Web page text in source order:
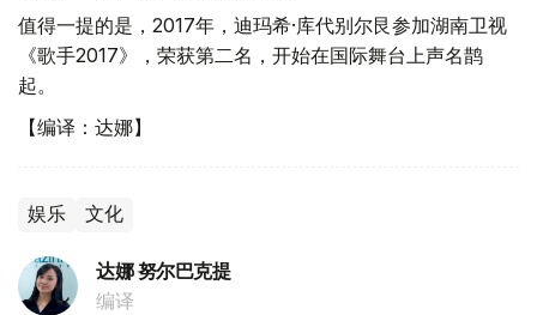
值得一提的是，2017年，迪玛希·库代别尔艮参加湖南卫视
《歌手2017》，荣获第二名，开始在国际舞台上声名鹊
起。
【编译：达娜】
娱乐 文化
达娜 努尔巴克提
编译